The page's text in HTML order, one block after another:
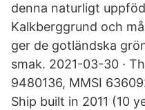
denna naturligt
Kalkberggrund och
ger de gotländska
smak. 2021-03-30 ·
9480136, MMSI
Ship built in 2011 (10